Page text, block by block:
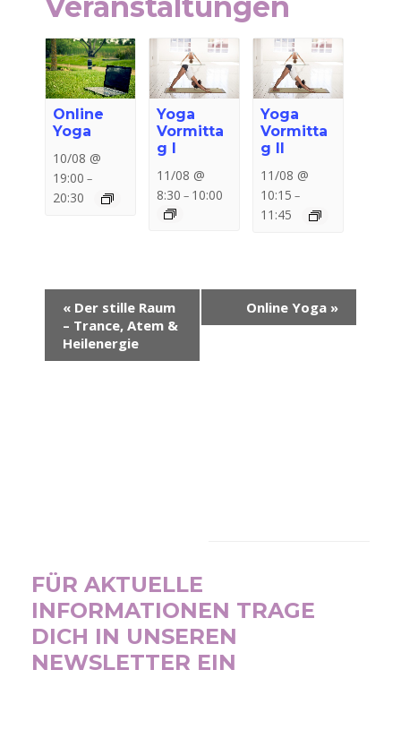
Online
Yoga
10/08 @
19:00 –
20:30
Yoga
Vormitta
g I
11/08 @
8:30 – 10:00
Yoga
Vormitta
g II
11/08 @
10:15 –
11:45
Veranstaltung-
Navigation
« Der stille Raum
– Trance, Atem &
Heilenergie
Online Yoga »
FÜR AKTUELLE
INFORMATIONEN TRAGE
DICH IN UNSEREN
NEWSLETTER EIN